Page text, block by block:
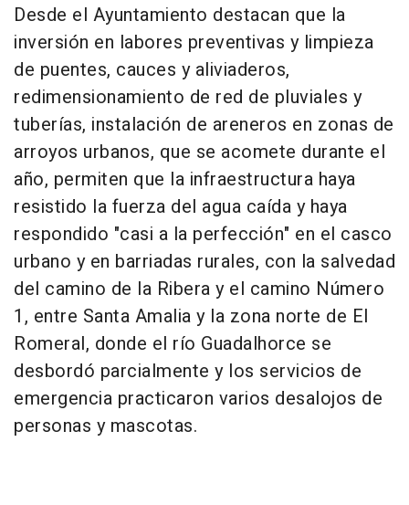
Desde el Ayuntamiento destacan que la
inversión en labores preventivas y limpieza
de puentes, cauces y aliviaderos,
redimensionamiento de red de pluviales y
tuberías, instalación de areneros en zonas de
arroyos urbanos, que se acomete durante el
año, permiten que la infraestructura haya
resistido la fuerza del agua caída y haya
respondido "casi a la perfección" en el casco
urbano y en barriadas rurales, con la salvedad
del camino de la Ribera y el camino Número
1, entre Santa Amalia y la zona norte de El
Romeral, donde el río Guadalhorce se
desbordó parcialmente y los servicios de
emergencia practicaron varios desalojos de
personas y mascotas.